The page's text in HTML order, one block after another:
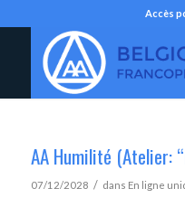
Accès
AA Humilité (Atelier:
07/12/2028 / dans En ligne